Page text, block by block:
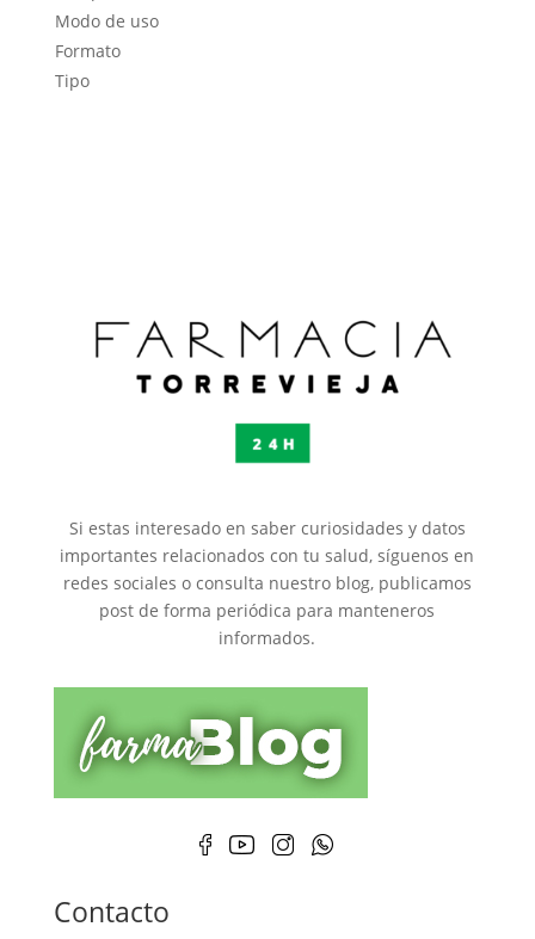
Modo de uso
Formato
Tipo
Si estas interesado en saber curiosidades y datos
importantes relacionados con tu salud, síguenos en
redes sociales o consulta nuestro blog, publicamos
post de forma periódica para manteneros
informados.
Contacto